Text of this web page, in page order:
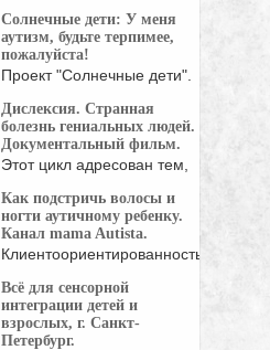
Вероники ...
Солнечные дети: У меня
аутизм, будьте терпимее,
пожалуйста!
Проект "Солнечные дети".
Дислексия. Странная
болезнь гениальных людей.
Документальный фильм.
Этот цикл адресован тем,
Как подстричь волосы и
ногти аутичному ребенку.
Канал mama Autista.
Клиентоориентированность
парикмахера Джеймса ...
Всё для сенсорной
интеграции детей и
взрослых, г. Санкт-
Петербург.